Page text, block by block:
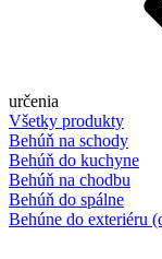
určenia
Všetky produkty
Behúň na schody
Behúň do kuchyne
Behúň na chodbu
Behúň do spálne
Behúne do exteriéru